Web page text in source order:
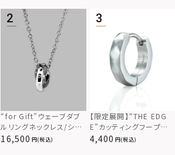
“for Gift”ウェーブダブ
ルリングネックレス/シル
バー×ブラック/シルバー
16,500 (税込)
【限定展開】“THE EDG
E”カッティングフープピ
アス/サージカルステンレ
4,400 (税込)